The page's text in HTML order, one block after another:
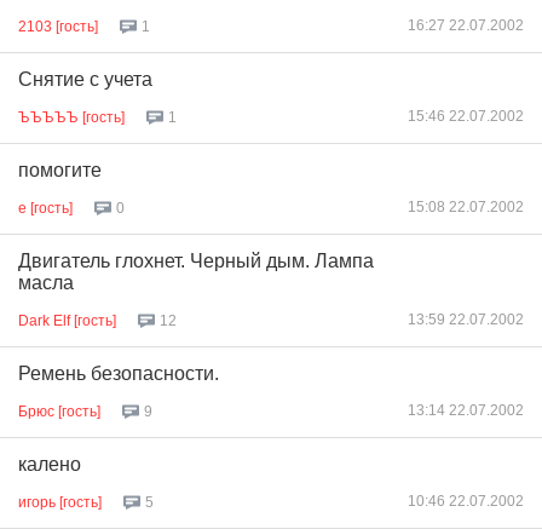
2103 [гость] 1 16:27 22.07.2002
Снятие с учета
ЪЪЪЪЪ [гость] 1 15:46 22.07.2002
помогите
е [гость] 0 15:08 22.07.2002
Двигатель глохнет. Черный дым. Лампа
масла
Dark Elf [гость] 12 13:59 22.07.2002
Ремень безопасности.
Брюс [гость] 9 13:14 22.07.2002
калено
игорь [гость] 5 10:46 22.07.2002